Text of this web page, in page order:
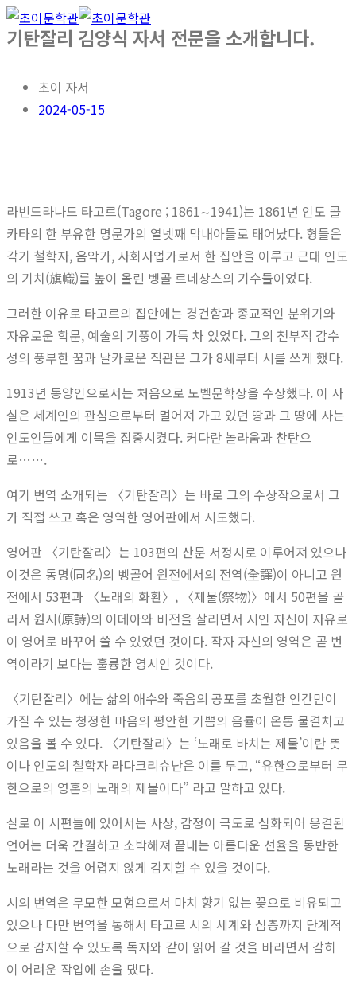
기탄잘리 김양식 자서 전문을 소개합니다.
초이 자서
2024-05-15
라빈드라나드 타고르(Tagore ; 1861∼1941)는 1861년 인도 콜
카타의 한 부유한 명문가의 열넷째 막내아들로 태어났다. 형들은
각기 철학자, 음악가, 사회사업가로서 한 집안을 이루고 근대 인도
의 기치(旗幟)를 높이 올린 벵골 르네상스의 기수들이었다.
그러한 이유로 타고르의 집안에는 경건함과 종교적인 분위기와
자유로운 학문, 예술의 기풍이 가득 차 있었다. 그의 천부적 감수
성의 풍부한 꿈과 날카로운 직관은 그가 8세부터 시를 쓰게 했다.
1913년 동양인으로서는 처음으로 노벨문학상을 수상했다. 이 사
실은 세계인의 관심으로부터 멀어져 가고 있던 땅과 그 땅에 사는
인도인들에게 이목을 집중시켰다. 커다란 놀라움과 찬탄으
로…….
여기 번역 소개되는 〈기탄잘리〉는 바로 그의 수상작으로서 그
가 직접 쓰고 혹은 영역한 영어판에서 시도했다.
영어판 〈기탄잘리〉는 103편의 산문 서정시로 이루어져 있으나
이것은 동명(同名)의 벵골어 원전에서의 전역(全譯)이 아니고 원
전에서 53편과 〈노래의 화환〉, 〈제물(祭物)〉에서 50편을 골
라서 원시(原詩)의 이데아와 비전을 살리면서 시인 자신이 자유로
이 영어로 바꾸어 쓸 수 있었던 것이다. 작자 자신의 영역은 곧 번
역이라기 보다는 훌륭한 영시인 것이다.
〈기탄잘리〉에는 삶의 애수와 죽음의 공포를 초월한 인간만이
가질 수 있는 청정한 마음의 평안한 기쁨의 음률이 온통 물결치고
있음을 볼 수 있다. 〈기탄잘리〉는 ‘노래로 바치는 제물’이란 뜻
이나 인도의 철학자 라다크리슈난은 이를 두고, “유한으로부터 무
한으로의 영혼의 노래의 제물이다” 라고 말하고 있다.
실로 이 시편들에 있어서는 사상, 감정이 극도로 심화되어 응결된
언어는 더욱 간결하고 소박해져 끝내는 아름다운 선율을 동반한
노래라는 것을 어렵지 않게 감지할 수 있을 것이다.
시의 번역은 무모한 모험으로서 마치 향기 없는 꽃으로 비유되고
있으나 다만 번역을 통해서 타고르 시의 세계와 심층까지 단계적
으로 감지할 수 있도록 독자와 같이 읽어 갈 것을 바라면서 감히
이 어려운 작업에 손을 댔다.